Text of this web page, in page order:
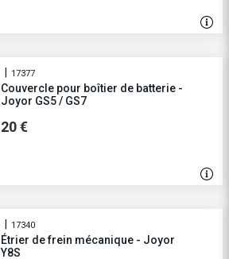
17377
Couvercle pour boîtier de batterie -
Joyor GS5 / GS7
20 €
17340
Étrier de frein mécanique - Joyor
Y8S